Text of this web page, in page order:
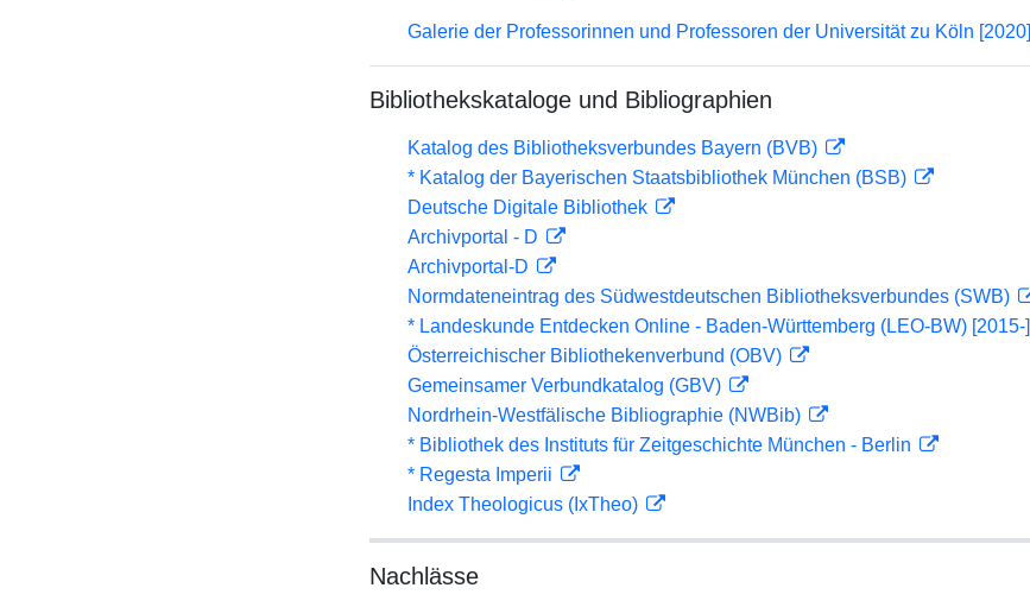
Galerie der Professorinnen und Professoren der Universität zu Köln [2020]
Bibliothekskataloge und Bibliographien
Katalog des Bibliotheksverbundes Bayern (BVB)
* Katalog der Bayerischen Staatsbibliothek München (BSB)
Deutsche Digitale Bibliothek
Archivportal - D
Archivportal-D
Normdateneintrag des Südwestdeutschen Bibliotheksverbundes (SWB)
* Landeskunde Entdecken Online - Baden-Württemberg (LEO-BW) [2015-]
Österreichischer Bibliothekenverbund (OBV)
Gemeinsamer Verbundkatalog (GBV)
Nordrhein-Westfälische Bibliographie (NWBib)
* Bibliothek des Instituts für Zeitgeschichte München - Berlin
* Regesta Imperii
Index Theologicus (IxTheo)
Nachlässe